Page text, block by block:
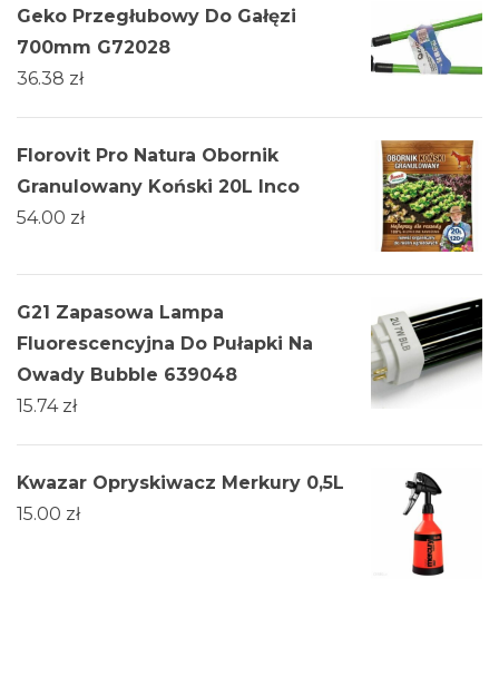
Geko Przegłubowy Do Gałęzi
700mm G72028
36.38 zł
Florovit Pro Natura Obornik
Granulowany Koński 20L Inco
54.00 zł
G21 Zapasowa Lampa
Fluorescencyjna Do Pułapki Na
Owady Bubble 639048
15.74 zł
Kwazar Opryskiwacz Merkury 0,5L
15.00 zł